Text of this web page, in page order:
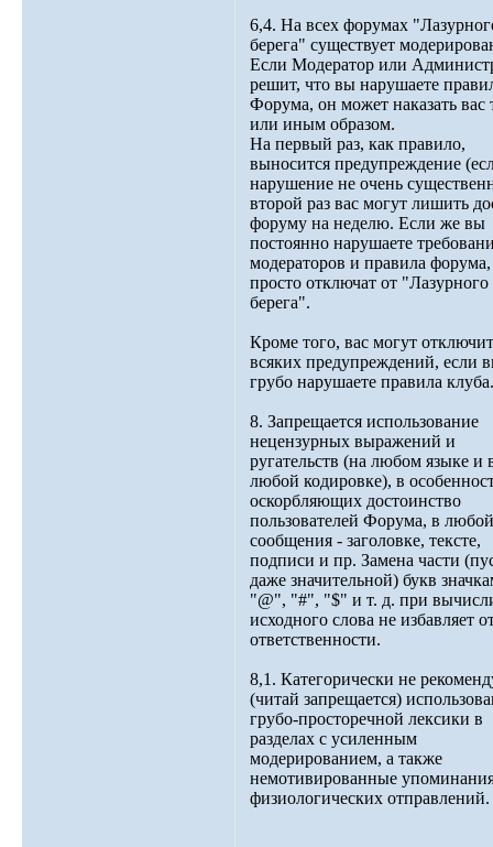
6,4. На всех форумах
берега" существует
Если Модератор или
решит, что вы нарушаете
Форума, он может наказать вас
или иным образом.
На первый раз, как правило,
выносится предупреждение
нарушение не очень
второй раз вас могут лишить
форуму на неделю. Если же вы
постоянно нарушаете
модераторов и правила форума,
просто отключат от "Лазурного
берега".
Кроме того, вас могут
всяких предупреждений, если
грубо нарушаете правила клуба.
8. Запрещается использование
нецензурных выражений и
ругательств (на любом языке и
любой кодировке), в
оскорбляющих достоинство
пользователей Форума, в
сообщения - заголовке, тексте,
подписи и пр. Замена части
даже значительной) букв
"@", "#", "$" и т. д. при
исходного слова не избавляет
ответственности.
8,1. Категорически не
(читай запрещается)
грубо-просторечной лексики в
разделах с усиленным
модерированием, а также
немотивированные
физиологических отправлений.